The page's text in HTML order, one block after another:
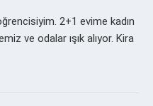
2+1 evime kadın
ve odalar ışık alıyor. Kira